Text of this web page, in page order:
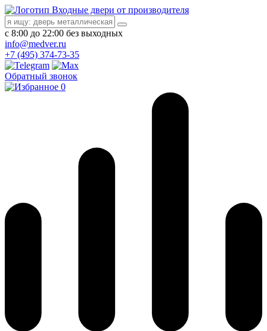
Входные двери от производителя
с 8:00 до 22:00 без выходных
info@medver.ru
+7 (495) 374-73-35
Обратный звонок
0